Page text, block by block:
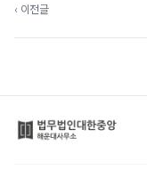
‹ 이전글